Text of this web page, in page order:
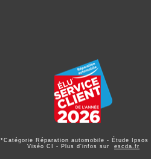
*Catégorie Réparation automobile - Étude Ipsos
Viséo CI - Plus d'infos sur escda.fr